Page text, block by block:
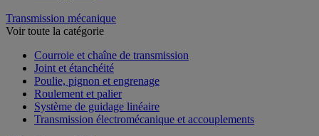
Transmission mécanique
Voir toute la catégorie
Courroie et chaîne de transmission
Joint et étanchéité
Poulie, pignon et engrenage
Roulement et palier
Système de guidage linéaire
Transmission électromécanique et accouplements